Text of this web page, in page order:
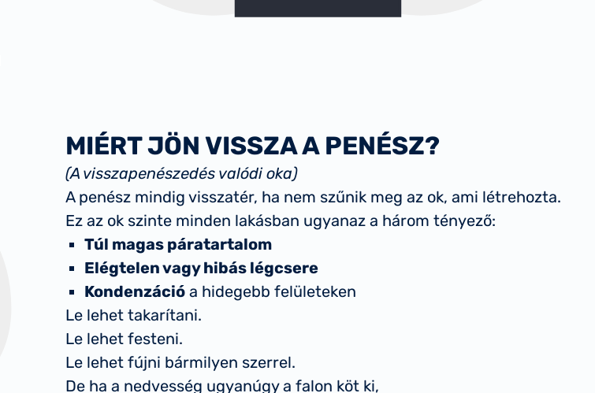
MIÉRT JÖN VISSZA A PENÉSZ?
(A visszapenészedés valódi oka)
A penész mindig visszatér, ha nem szűnik meg az ok, ami létrehozta.
Ez az ok szinte minden lakásban ugyanaz a három tényező:
Túl magas páratartalom
Elégtelen vagy hibás légcsere
Kondenzáció a hidegebb felületeken
Le lehet takarítani.
Le lehet festeni.
Le lehet fújni bármilyen szerrel.
De ha a nedvesség ugyanúgy a falon köt ki,